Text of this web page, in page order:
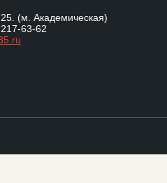
(м. Академическая)
63-62